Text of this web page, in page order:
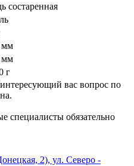
состаренная
мм
мм
г
вас вопрос по
обязательно
2), ул. Северо -